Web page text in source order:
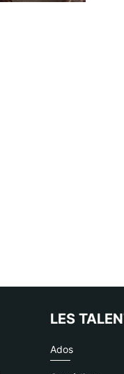
LES
Ados